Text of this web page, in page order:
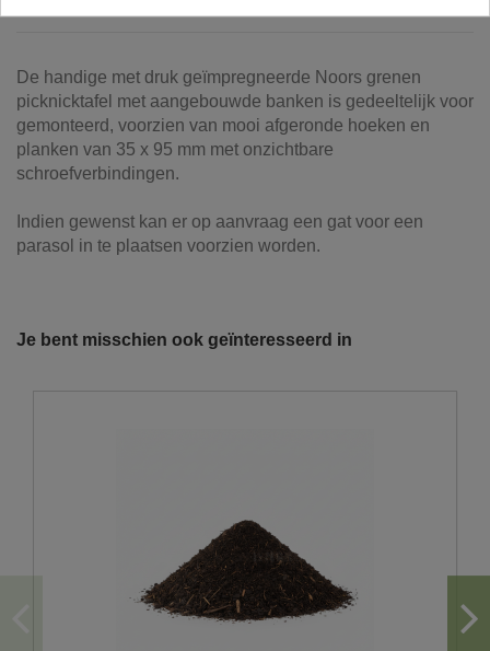
De handige met druk geïmpregneerde Noors grenen
picknicktafel met aangebouwde banken is gedeeltelijk voor
gemonteerd, voorzien van mooi afgeronde hoeken en
planken van 35 x 95 mm met onzichtbare
schroefverbindingen.
Indien gewenst kan er op aanvraag een gat voor een
parasol in te plaatsen voorzien worden.
grond, grind, schors, ...
U wenst graag een losse levering?
Hiervoor moet er voldoende plaats zijn om achteruit
te rijden en los af te storten.
Je bent misschien ook geïnteresseerd in